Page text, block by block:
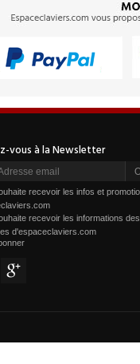
recevoir les infos et
recevoir les informations des
d'espaceclaviers.com